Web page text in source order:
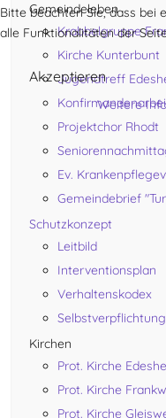
Gemeindeleben
Krabbelgruppe
Kirche Kunterbunt
Jugendtreff
Projektchor Rhodt
Ev.
Gemeindebrief
Schutzkonzept
Leitbild
Interventionsplan
Verhaltenskodex
Kirchen
Prot. Kirche
Prot. Kirche
Prot. Kirche
Bitte beachten Sie, dass bei
alle Funktionalitäten der
Akzeptieren
Weitere